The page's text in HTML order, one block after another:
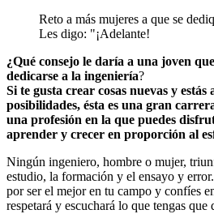
Reto a más mujeres a que se
Les digo: "¡Adelante!
¿Qué consejo le daría a una joven
dedicarse a la ingeniería?
Si te gusta crear cosas nuevas y estás
posibilidades, ésta es una gran
una profesión en la que puedes
aprender y crecer en proporción al
Ningún ingeniero, hombre o mujer,
estudio, la formación y el ensayo y
por ser el mejor en tu campo y confíes
respetará y escuchará lo que tengas que